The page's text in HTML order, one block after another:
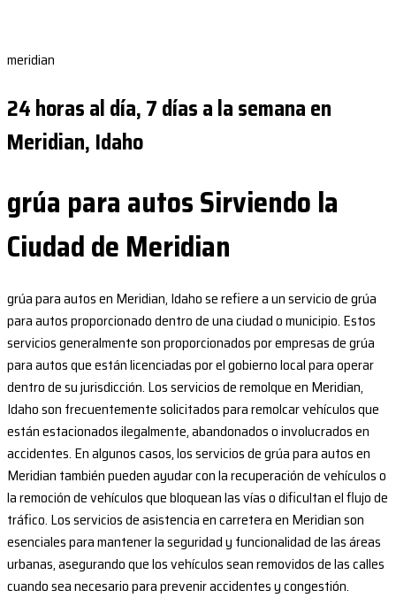
meridian
24 horas al día, 7 días a la semana en
Meridian, Idaho
grúa para autos Sirviendo la
Ciudad de Meridian
grúa para autos en Meridian, Idaho se refiere a un servicio de grúa
para autos proporcionado dentro de una ciudad o municipio. Estos
servicios generalmente son proporcionados por empresas de grúa
para autos que están licenciadas por el gobierno local para operar
dentro de su jurisdicción. Los servicios de remolque en Meridian,
Idaho son frecuentemente solicitados para remolcar vehículos que
están estacionados ilegalmente, abandonados o involucrados en
accidentes. En algunos casos, los servicios de grúa para autos en
Meridian también pueden ayudar con la recuperación de vehículos o
la remoción de vehículos que bloquean las vías o dificultan el flujo de
tráfico. Los servicios de asistencia en carretera en Meridian son
esenciales para mantener la seguridad y funcionalidad de las áreas
urbanas, asegurando que los vehículos sean removidos de las calles
cuando sea necesario para prevenir accidentes y congestión.